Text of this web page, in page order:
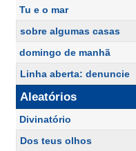
Tu e o mar
sobre algumas casas
domingo de manhã
Linha aberta: denuncie
Aleatórios
Divinatório
Dos teus olhos